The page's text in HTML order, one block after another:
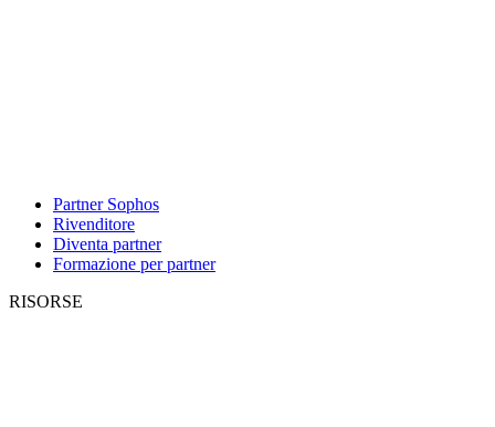
Partner Sophos
Rivenditore
Diventa partner
Formazione per partner
RISORSE